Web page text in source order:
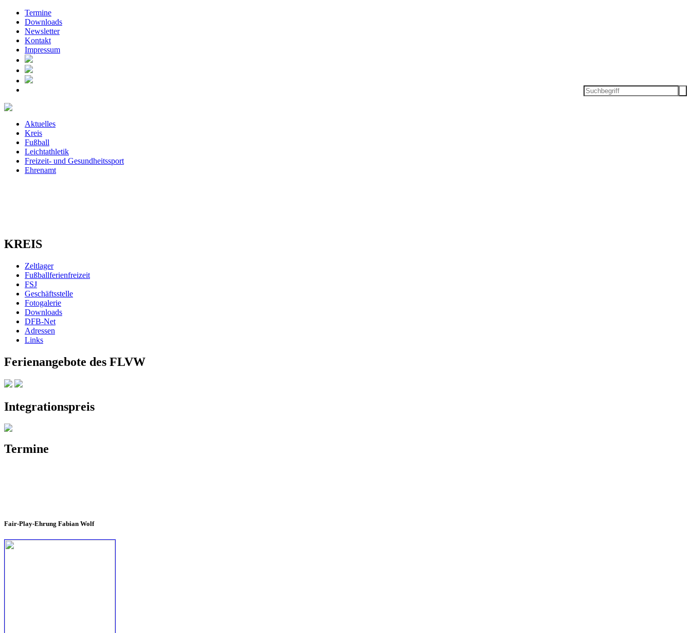
Termine
Downloads
Newsletter
Kontakt
Impressum
Aktuelles
Kreis
Fußball
Leichtathletik
Freizeit- und Gesundheitssport
Ehrenamt
KREIS
Zeltlager
Fußballferienfreizeit
FSJ
Geschäftsstelle
Fotogalerie
Downloads
DFB-Net
Adressen
Links
Ferienangebote des FLVW
Integrationspreis
Termine
Fair-Play-Ehrung Fabian Wolf